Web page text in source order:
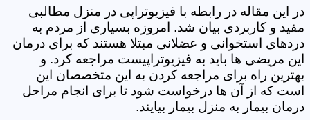
در این مقاله در رابطه با فیزیوتراپی در منزل مطالبی
مفید و کاربردی بیان شد. امروزه بسیاری از مردم به
دردهای استخوانی و عضلانی مبتلا هستند که برای درمان
این مریضی ها باید به فیزیوتراپیست مراجعه کرد. و
بهترین راه برای مراجعه کردن به این متخصصان این
است که از آن ها درخواست شود تا برای انجام مراحل
درمان بیمار به منزل بیمار بیایند.